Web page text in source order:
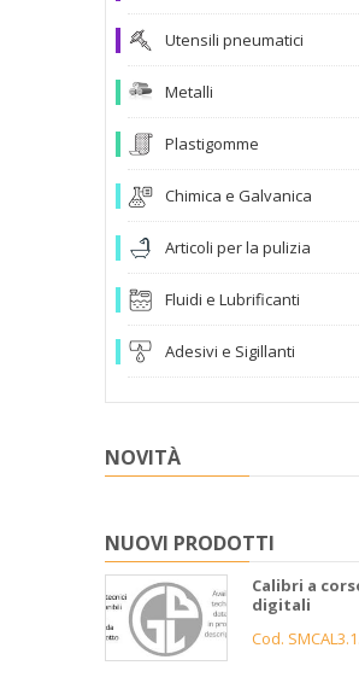
Utensili pneumatici
Metalli
Plastigomme
Chimica e Galvanica
Articoli per la pulizia
Fluidi e Lubrificanti
Adesivi e Sigillanti
NOVITÀ
NUOVI PRODOTTI
Calibri a
digitali
Cod.